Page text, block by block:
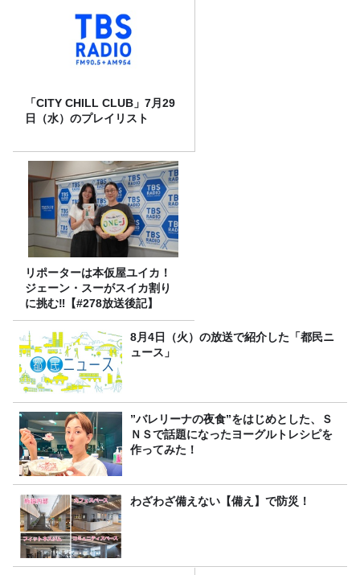
「CITY CHILL CLUB」7月29
日（水）のプレイリスト
リポーターは本仮屋ユイカ！
ジェーン・スーがスイカ割り
に挑む‼【#278放送後記】
8月4日（火）の放送で紹介した「都民ニ
ュース」
”バレリーナの夜食”をはじめとした、Ｓ
ＮＳで話題になったヨーグルトレシピを
作ってみた！
わざわざ備えない【備え】で防災！